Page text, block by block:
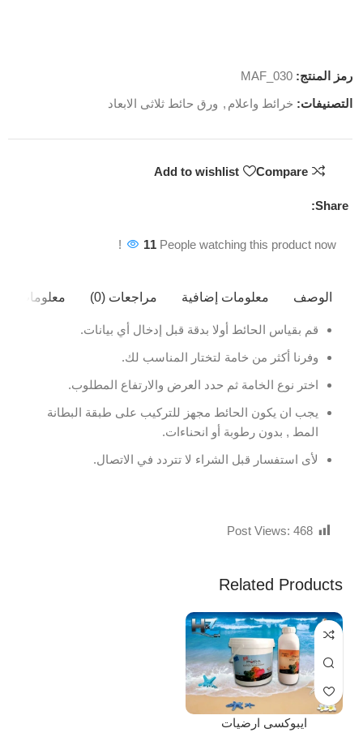
رمز المنتج:MAF_030
التصنيفات: خرائط واعلام , ورق حائط ثلاثى الابعاد
Compare
Add to wishlist
Share:
11 People watching this product now!
الوصف معلومات إضافية مراجعات (0) معلومات
قم بقياس الحائط أولا بدقة قبل إدخال أي بيانات.
وفرنا أكثر من خامة لتختار المناسب لك.
اختر نوع الخامة ثم حدد العرض والارتفاع المطلوب.
يجب ان يكون الحائط مجهز للتركيب على طبقة البطانة
المط , بدون رطوبة أو انحناءات.
لأى استفسار قبل الشراء لا تتردد في الاتصال.
Post Views: 468
Related Products
ايبوكسى ارضيات